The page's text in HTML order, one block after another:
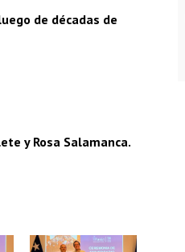
de décadas de
y Rosa Salamanca.
Zoom